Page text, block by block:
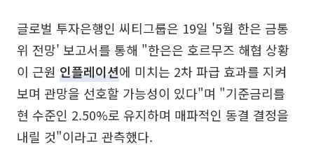
글로벌 투자은행인 씨티그룹은 19일 '5월 한은 금통
위 전망' 보고서를 통해 "한은은 호르무즈 해협 상황
이 근원 인플레이션에 미치는 2차 파급 효과를 지켜
보며 관망을 선호할 가능성이 있다"며 "기준금리를
현 수준인 2.50%로 유지하며 매파적인 동결 결정을
내릴 것"이라고 관측했다.